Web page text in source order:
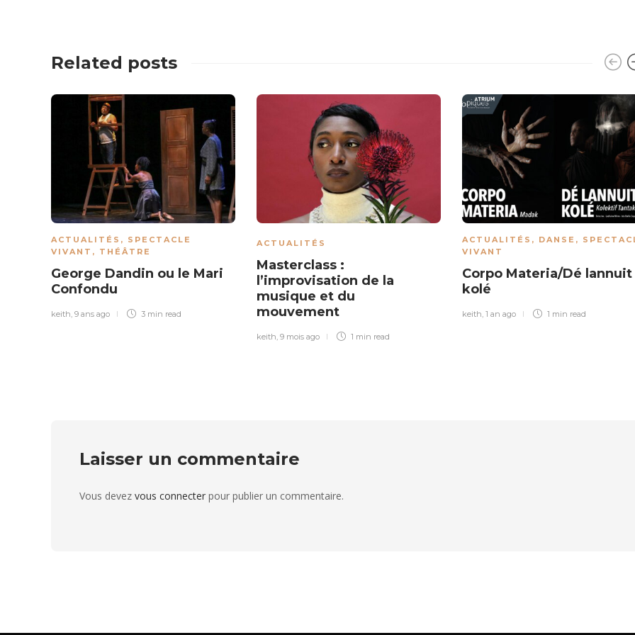
Related posts
ACTUALITÉS , SPECTACLE
VIVANT , THÉÂTRE
George Dandin ou le Mari
Confondu
keith, 9 ans ago 3 min read
ACTUALITÉS
Masterclass :
l’improvisation de la
musique et du
mouvement
keith, 9 mois ago 1 min read
ACTUALITÉS , DANSE ,
VIVANT
Corpo Materia/Dé lannuit
kolé
keith, 1 an ago 1 min read
Laisser un commentaire
Vous devez vous connecter pour publier un commentaire.